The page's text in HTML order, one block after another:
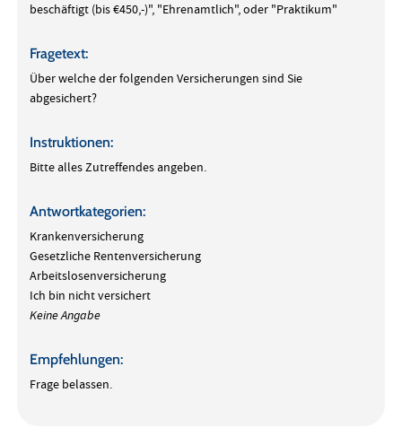
beschäftigt (bis €450,-)", "Ehrenamtlich", oder "Praktikum"
Fragetext:
Über welche der folgenden Versicherungen sind Sie
abgesichert?
Instruktionen:
Bitte alles Zutreffendes angeben.
Antwortkategorien:
Krankenversicherung
Gesetzliche Rentenversicherung
Arbeitslosenversicherung
Ich bin nicht versichert
Keine Angabe
Empfehlungen:
Frage belassen.